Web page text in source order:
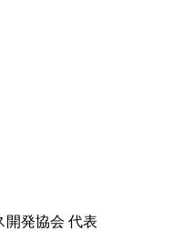
開発協会 代表